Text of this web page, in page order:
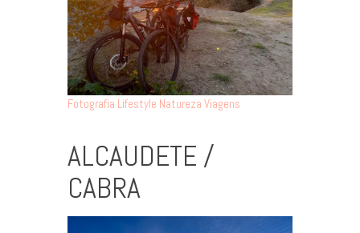
Fotografia Lifestyle Natureza Viagens
ALCAUDETE /
CABRA